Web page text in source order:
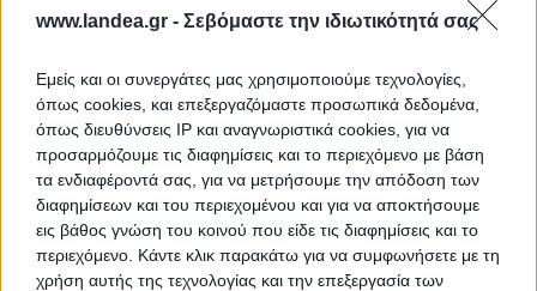
www.landea.gr - Σεβόμαστε την ιδιωτικότητά σας
Εμείς και οι συνεργάτες μας χρησιμοποιούμε τεχνολογίες,
όπως cookies, και επεξεργαζόμαστε προσωπικά δεδομένα,
όπως διευθύνσεις IP και αναγνωριστικά cookies, για να
προσαρμόζουμε τις διαφημίσεις και το περιεχόμενο με βάση
τα ενδιαφέροντά σας, για να μετρήσουμε την απόδοση των
διαφημίσεων και του περιεχομένου και για να αποκτήσουμε
εις βάθος γνώση του κοινού που είδε τις διαφημίσεις και το
περιεχόμενο. Κάντε κλικ παρακάτω για να συμφωνήσετε με τη
χρήση αυτής της τεχνολογίας και την επεξεργασία των
Πλήρη νομική κάλυψη σε όλα τα στάδια της
Ενδιαφέρομαι
HPL REAL ESTATE